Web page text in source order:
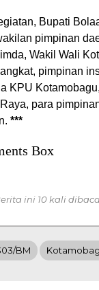
Bupati
pimpinan
Wakil Wali
pimpinan
KPU
para
***
Box
ini 10 kali dibaca
BM